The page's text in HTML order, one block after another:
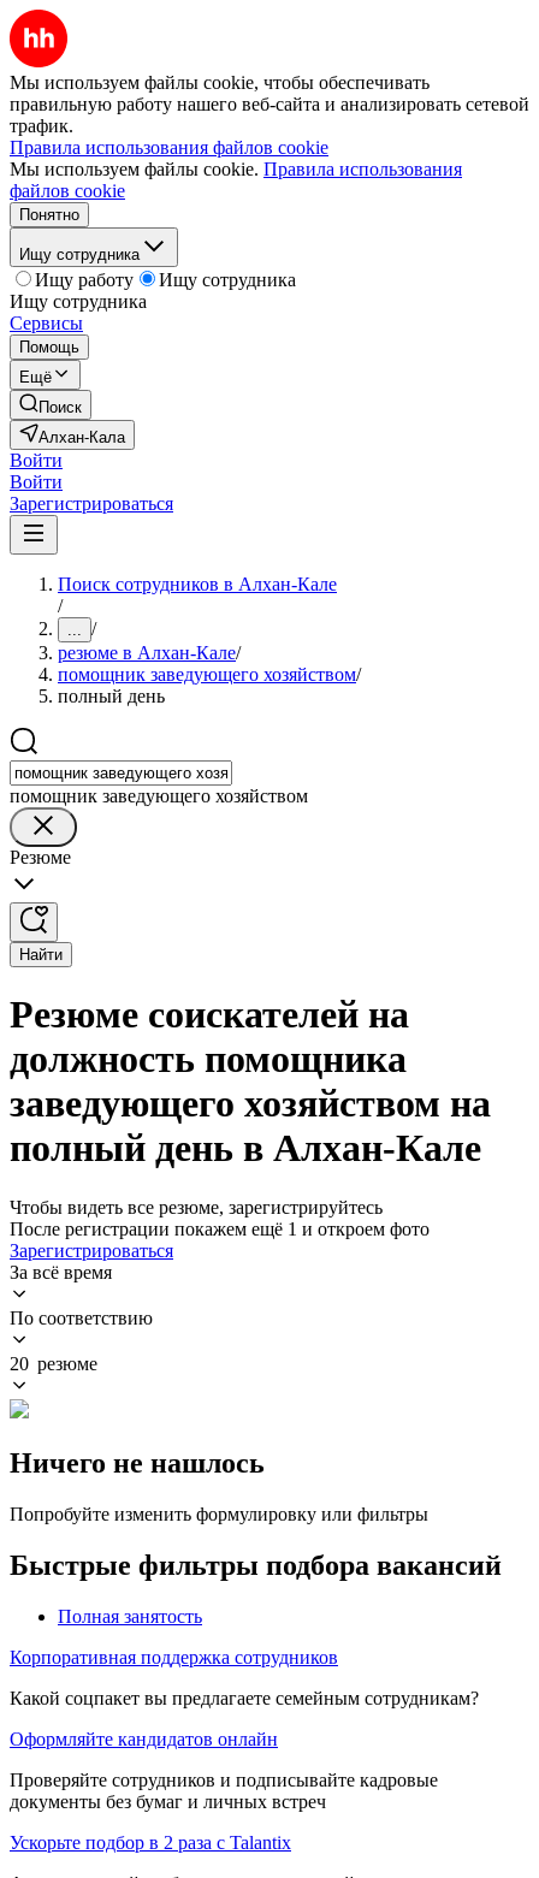
Мы используем файлы cookie, чтобы обеспечивать
правильную работу нашего веб-сайта и анализировать сетевой
трафик.
Правила использования файлов cookie
Мы используем файлы cookie. Правила использования
файлов cookie
Понятно
Ищу сотрудника
Ищу работу
Ищу сотрудника
Ищу сотрудника
Сервисы
Помощь
Ещё
Поиск
Алхан-Кала
Войти
Войти
Зарегистрироваться
Поиск сотрудников в Алхан-Кале
/
... /
резюме в Алхан-Кале/
помощник заведующего хозяйством/
полный день
помощник заведующего хозяйством
Резюме
Найти
Резюме соискателей на
должность помощника
заведующего хозяйством на
полный день в Алхан-Кале
Чтобы видеть все резюме, зарегистрируйтесь
После регистрации покажем ещё 1 и откроем фото
Зарегистрироваться
За всё время
По соответствию
20 резюме
Ничего не нашлось
Попробуйте изменить формулировку или фильтры
Быстрые фильтры подбора вакансий
Полная занятость
Корпоративная поддержка сотрудников
Какой соцпакет вы предлагаете семейным сотрудникам?
Оформляйте кандидатов онлайн
Проверяйте сотрудников и подписывайте кадровые
документы без бумаг и личных встреч
Ускорьте подбор в 2 раза с Talantix